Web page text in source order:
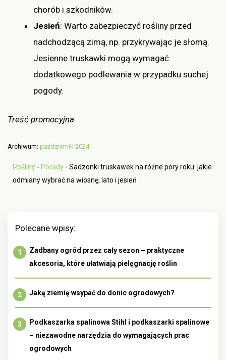
chorób i szkodników.
Jesień: Warto zabezpieczyć rośliny przed
nadchodzącą zimą, np. przykrywając je słomą.
Jesienne truskawki mogą wymagać
dodatkowego podlewania w przypadku suchej
pogody.
Treść promocyjna
Archiwum: październik 2024
Rośliny - Porady - Sadzonki truskawek na różne pory roku: jakie
odmiany wybrać na wiosnę, lato i jesień
Polecane wpisy:
Zadbany ogród przez cały sezon – praktyczne
akcesoria, które ułatwiają pielęgnację roślin
Jaką ziemię wsypać do donic ogrodowych?
Podkaszarka spalinowa Stihl i podkaszarki spalinowe
– niezawodne narzędzia do wymagających prac
ogrodowych